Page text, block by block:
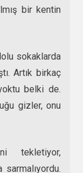
bir kentin
sokaklarda
Artık birkaç
belki de.
gizler, onu
tekletiyor,